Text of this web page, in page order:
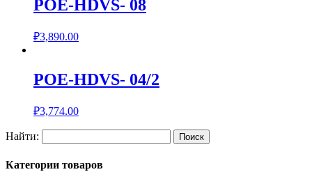
POE-HDVS- 08
₽3,890.00
POE-HDVS- 04/2
₽3,774.00
Найти:
Категории товаров